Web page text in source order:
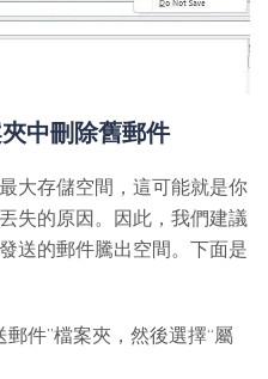
中刪除舊郵件
大存儲空間，這可能就是你
失的原因。因此，我們建議
送的郵件騰出空間。下面是
件”檔案夾，然後選擇“屬